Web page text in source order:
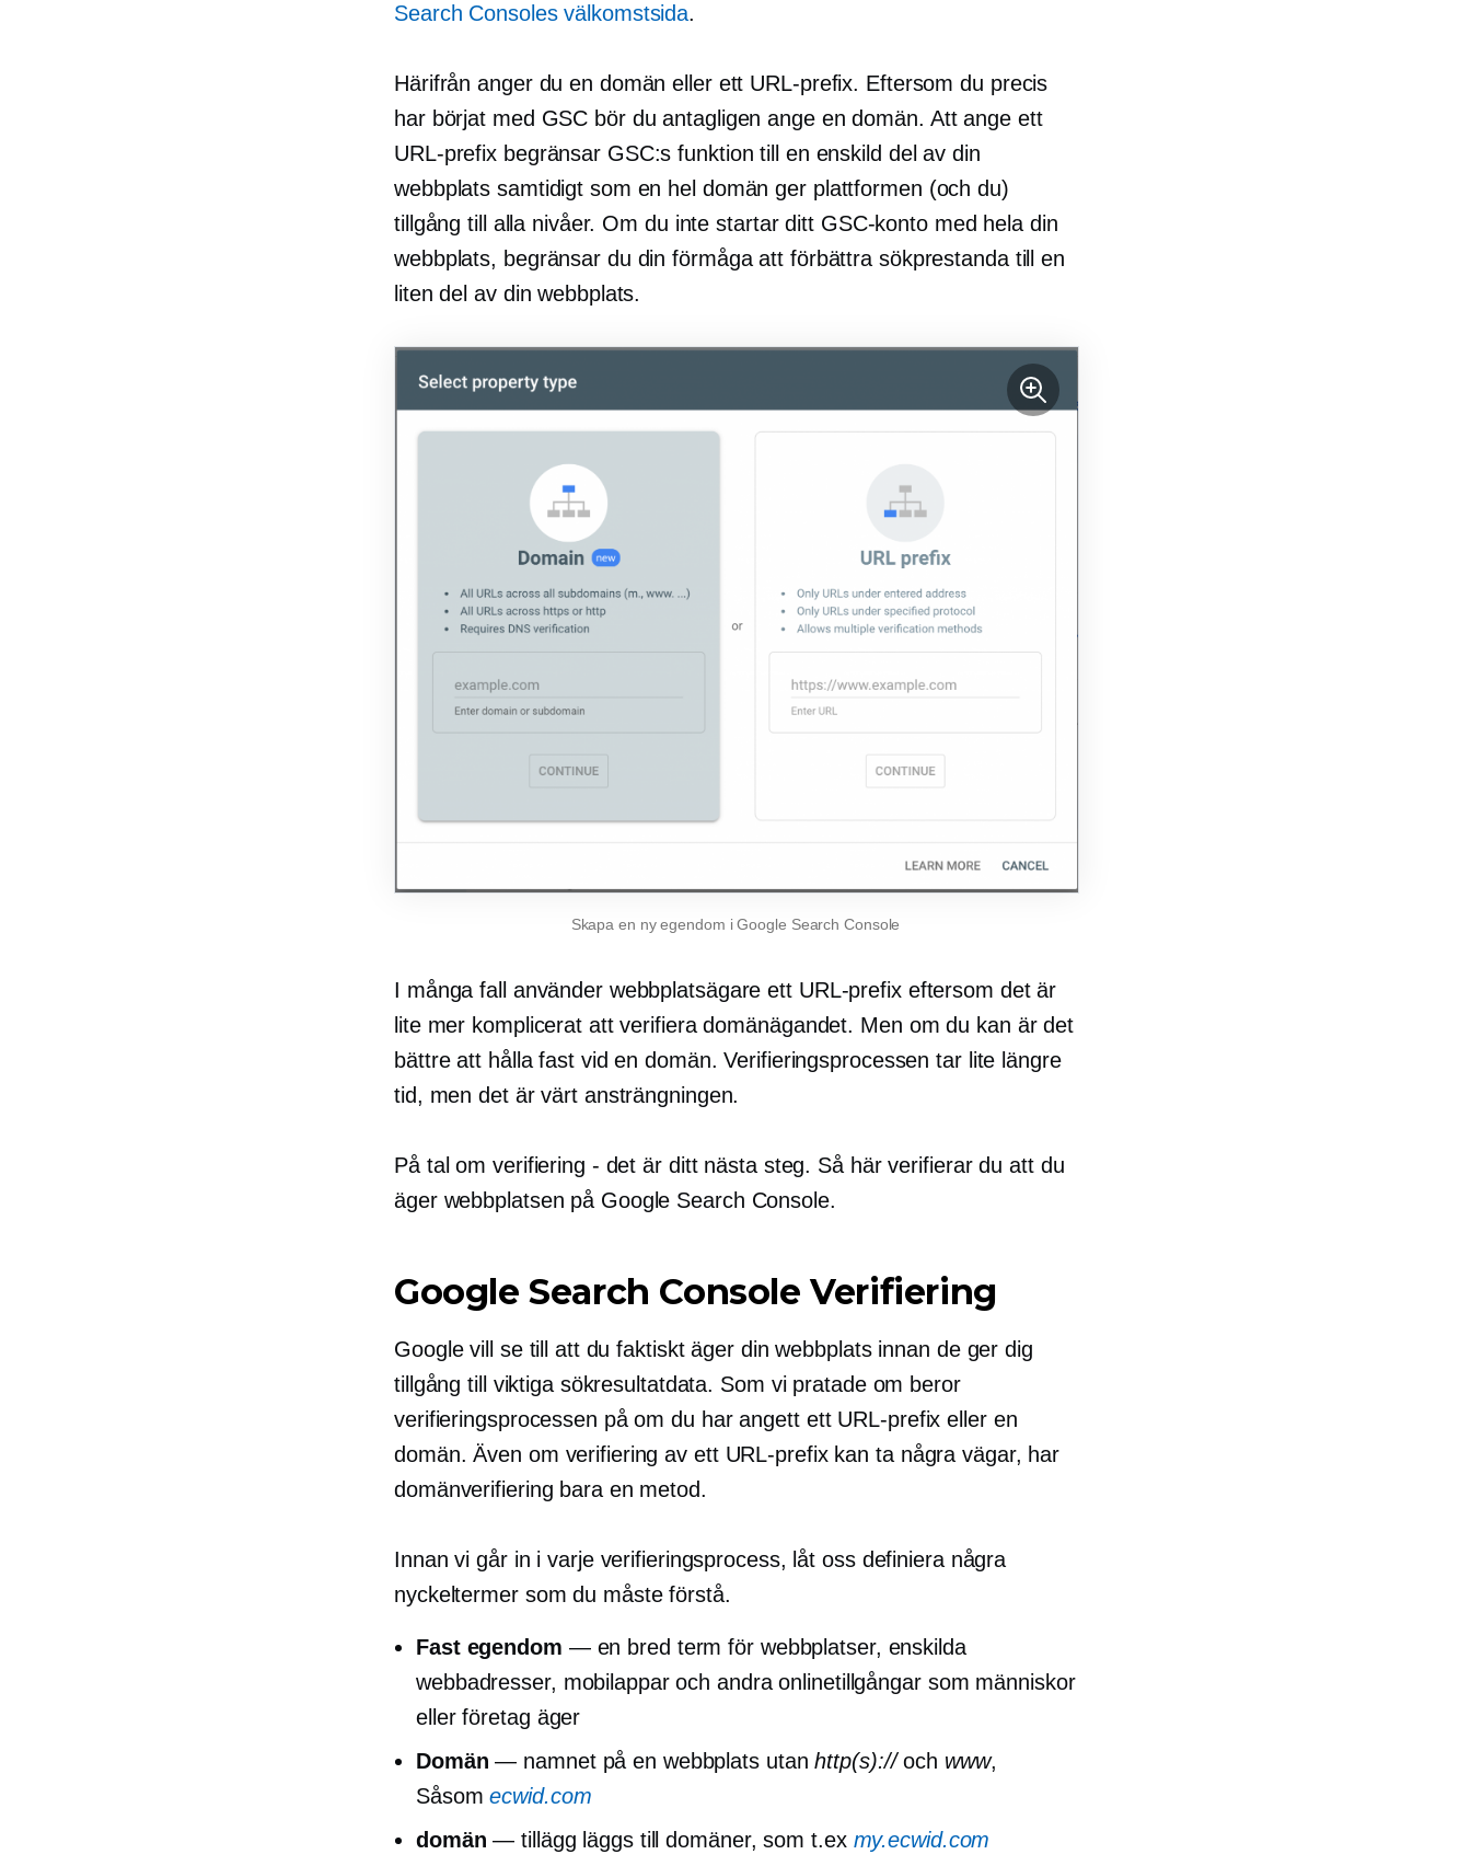
Search Consoles välkomstsida.
Härifrån anger du en domän eller ett URL-prefix. Eftersom du precis
har börjat med GSC bör du antagligen ange en domän. Att ange ett
URL-prefix begränsar GSC:s funktion till en enskild del av din
webbplats samtidigt som en hel domän ger plattformen (och du)
tillgång till alla nivåer. Om du inte startar ditt GSC-konto med hela din
webbplats, begränsar du din förmåga att förbättra sökprestanda till en
liten del av din webbplats.
Skapa en ny egendom i Google Search Console
I många fall använder webbplatsägare ett URL-prefix eftersom det är
lite mer komplicerat att verifiera domänägandet. Men om du kan är det
bättre att hålla fast vid en domän. Verifieringsprocessen tar lite längre
tid, men det är värt ansträngningen.
På tal om verifiering - det är ditt nästa steg. Så här verifierar du att du
äger webbplatsen på Google Search Console.
Google Search Console Verifiering
Google vill se till att du faktiskt äger din webbplats innan de ger dig
tillgång till viktiga sökresultatdata. Som vi pratade om beror
verifieringsprocessen på om du har angett ett URL-prefix eller en
domän. Även om verifiering av ett URL-prefix kan ta några vägar, har
domänverifiering bara en metod.
Innan vi går in i varje verifieringsprocess, låt oss definiera några
nyckeltermer som du måste förstå.
Fast egendom — en bred term för webbplatser, enskilda
webbadresser, mobilappar och andra onlinetillgångar som människor
eller företag äger
Domän — namnet på en webbplats utanhttp(s)://och www,
Såsomecwid.com
domän — tillägg läggs till domäner, som t.ex my.ecwid.com